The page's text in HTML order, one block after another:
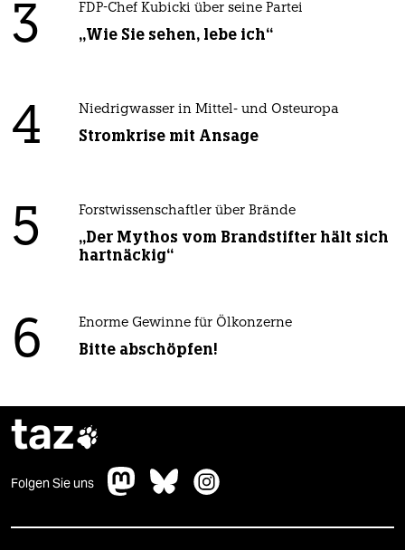
3 FDP-Chef Kubicki über seine Partei
„Wie Sie sehen, lebe ich“
4 Niedrigwasser in Mittel- und Osteuropa
Stromkrise mit Ansage
5 Forstwissenschaftler über Brände
„Der Mythos vom Brandstifter hält sich
hartnäckig“
6 Enorme Gewinne für Ölkonzerne
Bitte abschöpfen!
taz
Folgen Sie uns